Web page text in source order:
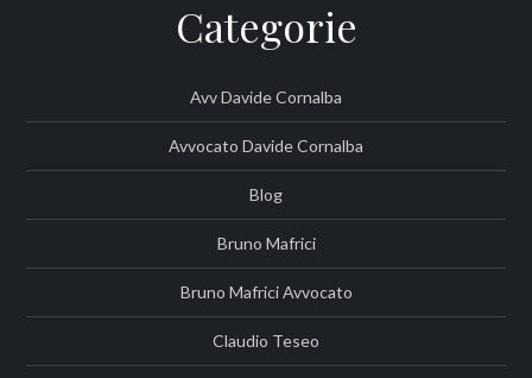
Categorie
Avv Davide Cornalba
Avvocato Davide Cornalba
Blog
Bruno Mafrici
Bruno Mafrici Avvocato
Claudio Teseo